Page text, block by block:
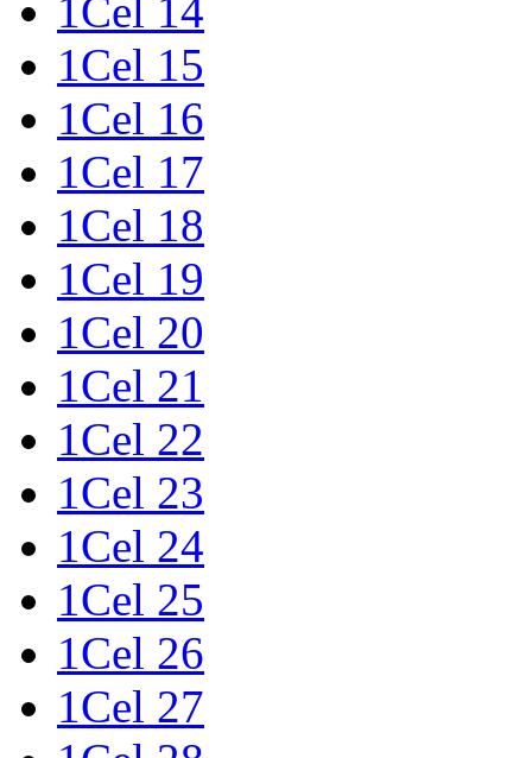
1Cel 14
1Cel 15
1Cel 16
1Cel 17
1Cel 18
1Cel 19
1Cel 20
1Cel 21
1Cel 22
1Cel 23
1Cel 24
1Cel 25
1Cel 26
1Cel 27